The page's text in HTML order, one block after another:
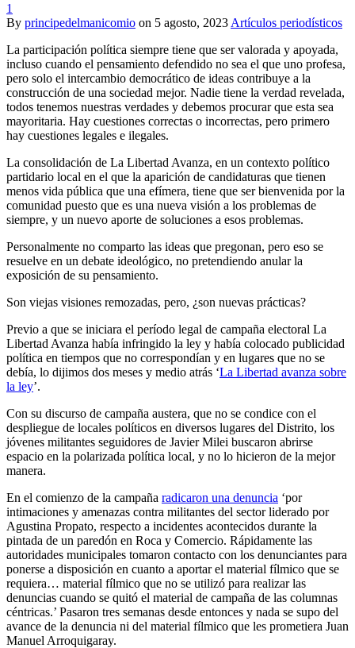
1
By principedelmanicomio on 5 agosto, 2023 Artículos periodísticos
La participación política siempre tiene que ser valorada y apoyada,
incluso cuando el pensamiento defendido no sea el que uno profesa,
pero solo el intercambio democrático de ideas contribuye a la
construcción de una sociedad mejor. Nadie tiene la verdad revelada,
todos tenemos nuestras verdades y debemos procurar que esta sea
mayoritaria. Hay cuestiones correctas o incorrectas, pero primero
hay cuestiones legales e ilegales.
La consolidación de La Libertad Avanza, en un contexto político
partidario local en el que la aparición de candidaturas que tienen
menos vida pública que una efímera, tiene que ser bienvenida por la
comunidad puesto que es una nueva visión a los problemas de
siempre, y un nuevo aporte de soluciones a esos problemas.
Personalmente no comparto las ideas que pregonan, pero eso se
resuelve en un debate ideológico, no pretendiendo anular la
exposición de su pensamiento.
Son viejas visiones remozadas, pero, ¿son nuevas prácticas?
Previo a que se iniciara el período legal de campaña electoral La
Libertad Avanza había infringido la ley y había colocado publicidad
política en tiempos que no correspondían y en lugares que no se
debía, lo dijimos dos meses y medio atrás ‘La Libertad avanza sobre
la ley’.
Con su discurso de campaña austera, que no se condice con el
despliegue de locales políticos en diversos lugares del Distrito, los
jóvenes militantes seguidores de Javier Milei buscaron abrirse
espacio en la polarizada política local, y no lo hicieron de la mejor
manera.
En el comienzo de la campaña radicaron una denuncia ‘por
intimaciones y amenazas contra militantes del sector liderado por
Agustina Propato, respecto a incidentes acontecidos durante la
pintada de un paredón en Roca y Comercio. Rápidamente las
autoridades municipales tomaron contacto con los denunciantes para
ponerse a disposición en cuanto a aportar el material fílmico que se
requiera… material fílmico que no se utilizó para realizar las
denuncias cuando se quitó el material de campaña de las columnas
céntricas.’ Pasaron tres semanas desde entonces y nada se supo del
avance de la denuncia ni del material fílmico que les prometiera Juan
Manuel Arroquigaray.